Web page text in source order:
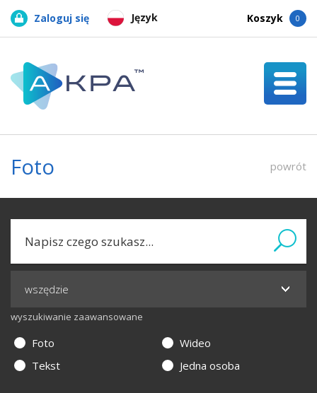
Język
Zaloguj się Koszyk 0
Foto powrót
wyszukiwanie zaawansowane
Foto
Wideo
Tekst
Jedna osoba